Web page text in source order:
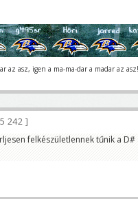
az asz, igen a ma-ma-dar a madar az
5 242
felkészületlennek tűnik a D#